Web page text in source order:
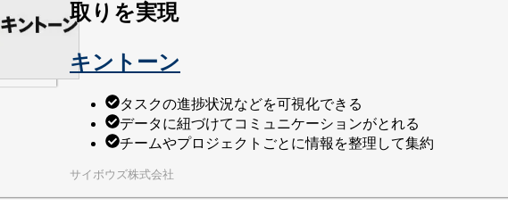
取りを実現
キントーン
タスクの進捗状況などを可視化できる
データに紐づけてコミュニケーションがとれる
チームやプロジェクトごとに情報を整理して集約
サイボウズ株式会社